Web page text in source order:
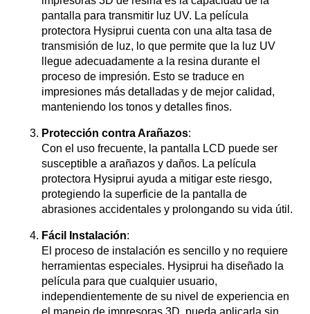
pantalla para transmitir luz UV. La película
protectora Hysiprui cuenta con una alta tasa de
transmisión de luz, lo que permite que la luz UV
llegue adecuadamente a la resina durante el
proceso de impresión. Esto se traduce en
impresiones más detalladas y de mejor calidad,
manteniendo los tonos y detalles finos.
Protección contra Arañazos:
Con el uso frecuente, la pantalla LCD puede ser
susceptible a arañazos y daños. La película
protectora Hysiprui ayuda a mitigar este riesgo,
protegiendo la superficie de la pantalla de
abrasiones accidentales y prolongando su vida útil.
Fácil Instalación:
El proceso de instalación es sencillo y no requiere
herramientas especiales. Hysiprui ha diseñado la
película para que cualquier usuario,
independientemente de su nivel de experiencia en
el manejo de impresoras 3D, pueda aplicarla sin